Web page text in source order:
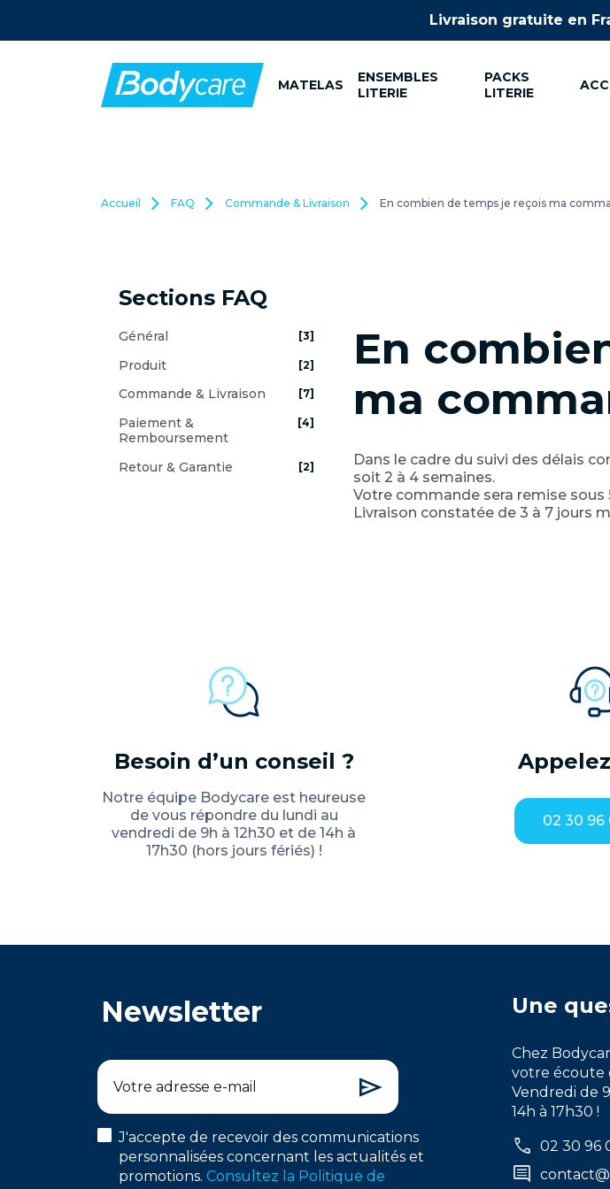
Livraison gratuite en
MATELAS
ENSEMBLES
LITERIE
PACKS
LITERIE
Accueil FAQ Commande & Livraison En combien de temps je reçois ma
Sections FAQ
Général [3]
Produit [2]
Commande & Livraison [7]
Paiement &
Remboursement
[4]
Retour & Garantie [2]
En
ma
Dans le cadre du suivi des délais
soit 2 à 4 semaines.
Votre commande sera remise sous
Livraison constatée de 3 à 7 jours
Besoin d’un conseil ?
Notre équipe Bodycare est heureuse
de vous répondre du lundi au
vendredi de 9h à 12h30 et de 14h à
17h30 (hors jours fériés) !
02 30 96
Newsletter
J'accepte de recevoir des communications
personnalisées concernant les actualités et
promotions. Consultez la Politique de
Une
Chez
votre écoute
Vendredi de
14h à 17h30 !
call 02 30 96
comment